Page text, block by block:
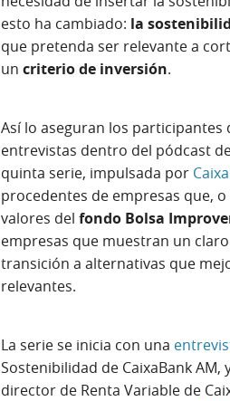
esto ha cambiado: la
que pretenda ser relevante a
un criterio de inversión.
Así lo aseguran los participantes
entrevistas dentro del pódcast
quinta serie, impulsada por
procedentes de empresas que,
valores del fondo Bolsa
empresas que muestran un
transición a alternativas que
relevantes.
La serie se inicia con una
Sostenibilidad de CaixaBank
director de Renta Variable de